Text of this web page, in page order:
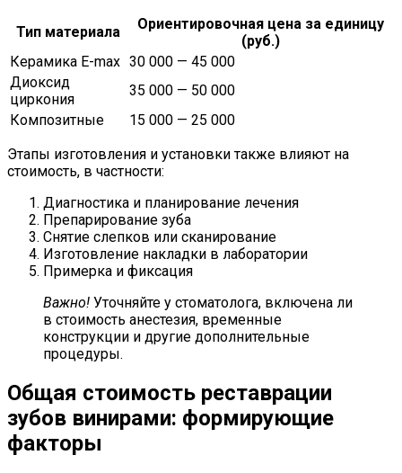
Тип материала
Ориентировочная цена за единицу
(руб.)
Керамика E-max 30 000 — 45 000
Диоксид
циркония
35 000 — 50 000
Композитные
15 000 — 25 000
Этапы изготовления и установки также влияют на
стоимость, в частности:
Диагностика и планирование лечения
Препарирование зуба
Снятие слепков или сканирование
Изготовление накладки в лаборатории
Примерка и фиксация
Важно! Уточняйте у стоматолога, включена ли
в стоимость анестезия, временные
конструкции и другие дополнительные
процедуры.
Общая стоимость реставрации
зубов винирами: формирующие
факторы